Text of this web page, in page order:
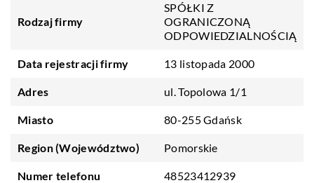
Rodzaj firmy
SPÓŁKI Z
OGRANICZONĄ
ODPOWIEDZIALNOŚCIĄ
Data rejestracji firmy 13 listopada 2000
Adres ul. Topolowa 1/1
Miasto 80-255 Gdańsk
Region (Województwo) Pomorskie
Numer telefonu 48523412939